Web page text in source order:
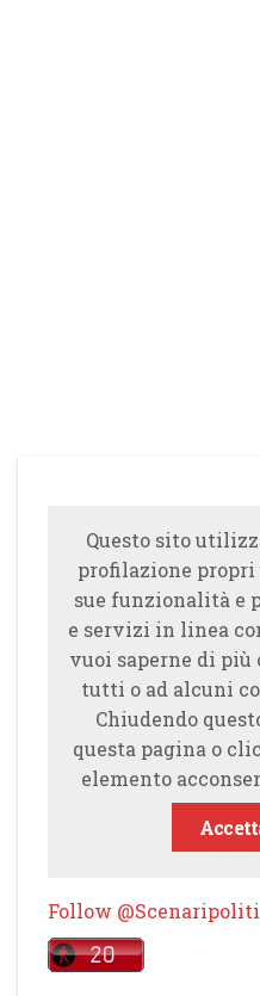
Questo sito
profilazione
sue funzionalità e
e servizi in linea
vuoi saperne di più
tutti o ad alcuni
Chiudendo
questa pagina o
elemento
Follow